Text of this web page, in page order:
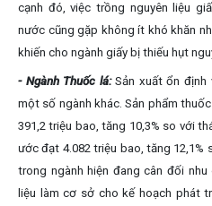
cạnh đó, việc trồng nguyên liệu
nước cũng gặp không ít khó khăn
khiến cho ngành giấy bị thiếu hụt
- Ngành Thuốc lá:Sản xuất ổn định
một số ngành khác. Sản phẩm
391,2 triệu bao, tăng 10,3% so với
ước đạt 4.082 triệu bao, tăng 12,1%
trong ngành hiện đang cân đối
liệu làm cơ sở cho kế hoạch phát